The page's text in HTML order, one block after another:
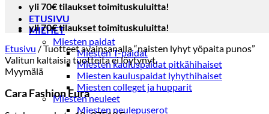
ETUSIVU
MIEHET
Miesten paidat
Miesten T-paidat
Miesten kauluspaidat pitkähihaiset
Miesten kauluspaidat lyhythihaiset
Miesten colleget ja hupparit
Miesten neuleet
Miesten neulepuserot
yli 70€ tilaukset toimituskuluitta!
yli 70€ tilaukset toimituskuluitta!
Etusivu /Tuotteet avainsanalla “naisten lyhyt yöpaita punos”
Valitun kaltaisia tuotteita ei löytynyt.
Myymälä
Cara Fashion Eura